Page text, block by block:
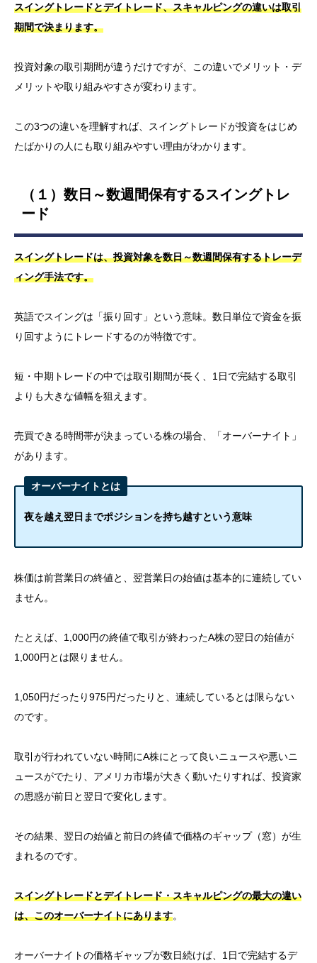
スイングトレードとデイトレード、スキャルピングの違いは取引
期間で決まります。
投資対象の取引期間が違うだけですが、この違いでメリット・デ
メリットや取り組みやすさが変わります。
この3つの違いを理解すれば、スイングトレードが投資をはじめ
たばかりの人にも取り組みやすい理由がわかります。
（１）数日～数週間保有するスイングトレ
ード
スイングトレードは、投資対象を数日～数週間保有するトレーデ
ィング手法です。
英語でスイングは「振り回す」という意味。数日単位で資金を振
り回すようにトレードするのが特徴です。
短・中期トレードの中では取引期間が長く、1日で完結する取引
よりも大きな値幅を狙えます。
売買できる時間帯が決まっている株の場合、「オーバーナイト」
があります。
オーバーナイトとは
夜を越え翌日までポジションを持ち越すという意味
株価は前営業日の終値と、翌営業日の始値は基本的に連続してい
ません。
たとえば、1,000円の終値で取引が終わったA株の翌日の始値が
1,000円とは限りません。
1,050円だったり975円だったりと、連続しているとは限らない
のです。
取引が行われていない時間にA株にとって良いニュースや悪いニ
ュースがでたり、アメリカ市場が大きく動いたりすれば、投資家
の思惑が前日と翌日で変化します。
その結果、翌日の始値と前日の終値で価格のギャップ（窓）が生
まれるのです。
スイングトレードとデイトレード・スキャルピングの最大の違い
は、このオーバーナイトにあります。
オーバーナイトの価格ギャップが数日続けば、1日で完結するデ